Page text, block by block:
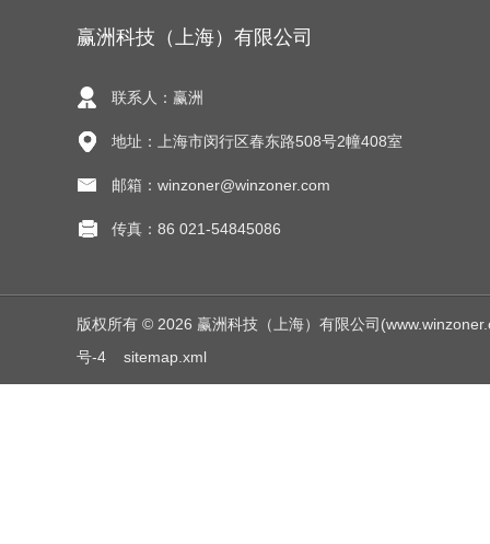
赢洲科技（上海）有限公司
联系人：赢洲
地址：上海市闵行区春东路508号2幢408室
邮箱：winzoner@winzoner.com
传真：86 021-54845086
版权所有 © 2026 赢洲科技（上海）有限公司
号-4
sitemap.xml